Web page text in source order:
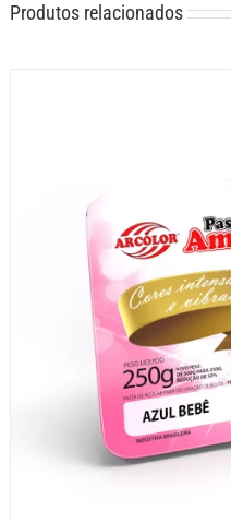
Produtos relacionados